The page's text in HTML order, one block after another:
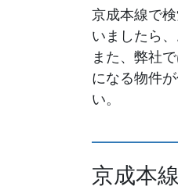
京成本線で
いましたら
また、弊社
になる物件
い。
京成本